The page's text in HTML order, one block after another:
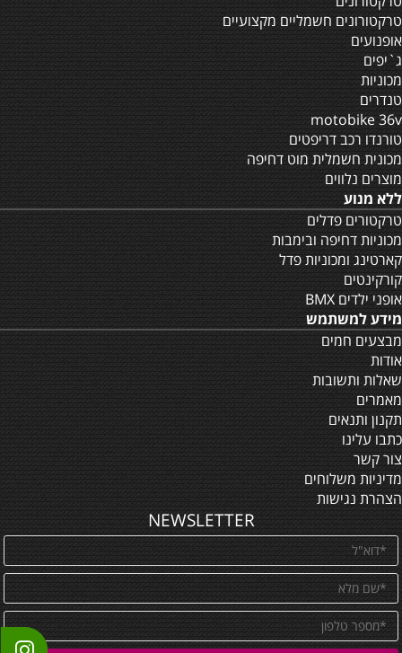
טרקטורונים חשמליים מקצועיים
אופנועים
ג`יפים
מכוניות
טנדרים
motobike 36v
טורנדו רכב דריפטים
מכונית חשמלית מוט דחיפה
מוצרים נלווים
ללא מנוע
טרקטורים פדלים
מכוניות דחיפה ובימבות
קארטינג ומכוניות פדל
קורקינטים
אופני ילדים BMX
מידע למשתמש
מבצעים חמים
אודות
שאלות ותשובות
מאמרים
תקנון ותנאים
כתבו עלינו
צור קשר
מדיניות משלוחים
הצהרת נגישות
NEWSLETTER